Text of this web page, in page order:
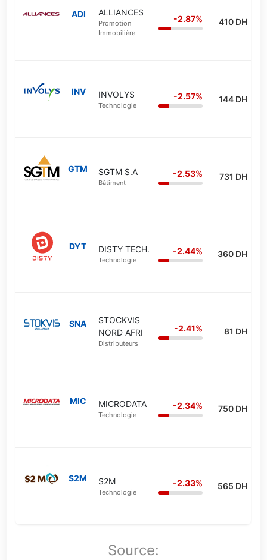
ADI ALLIANCES
Promotion
Immobilière
-2.87% 410 DH
INV INVOLYS
Technologie
-2.57% 144 DH
GTM SGTM S.A
Bâtiment
-2.53% 731 DH
DYT DISTY TECH.
Technologie
-2.44% 360 DH
SNA
STOCKVIS
NORD AFRI
Distributeurs
-2.41% 81 DH
MIC MICRODATA
Technologie
-2.34% 750 DH
S2M S2M
Technologie
-2.33% 565 DH
Source: